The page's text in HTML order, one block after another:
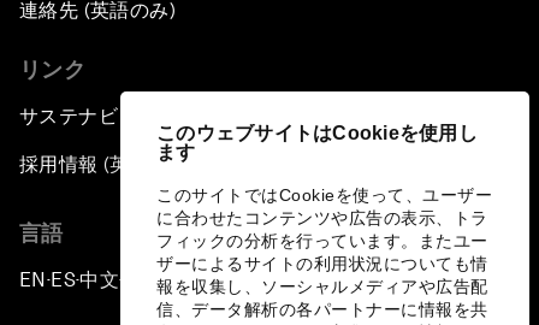
このウェブサイトはCookieを使用し
ます
このサイトではCookieを使って、ユーザー
に合わせたコンテンツや広告の表示、トラ
フィックの分析を行っています。またユー
ザーによるサイトの利用状況についても情
報を収集し、ソーシャルメディアや広告配
信、データ解析の各パートナーに情報を共
連絡先 (英語のみ)
リンク
サステナビリティへの取り組み
採用情報 (英語のみ)
言語
EN ▪ ES▪中文▪ 日本語